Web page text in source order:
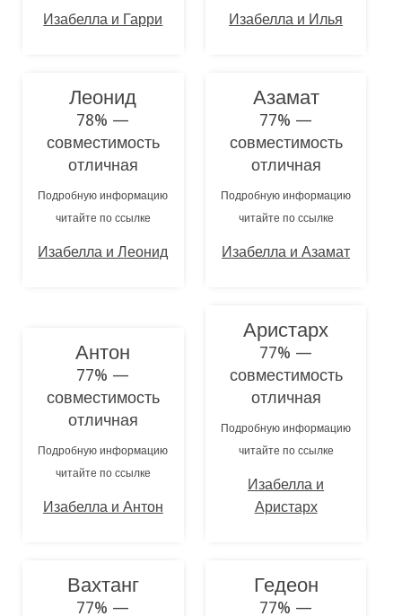
Изабелла и Гарри Изабелла и Илья
Леонид
78% —
совместимость
отличная
Подробную информацию
читайте по ссылке
Изабелла и Леонид
Азамат
77% —
совместимость
отличная
Подробную информацию
читайте по ссылке
Изабелла и Азамат
Антон
77% —
совместимость
отличная
Подробную информацию
читайте по ссылке
Изабелла и Антон
Аристарх
77% —
совместимость
отличная
Подробную информацию
читайте по ссылке
Изабелла и
Аристарх
Вахтанг
77% —
Гедеон
77% —